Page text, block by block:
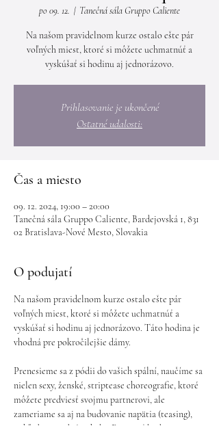
po 09. 12.
  |
Tanečná sála Gruppo Caliente
Na našom pravidelnom kurze ostalo ešte pár
voľných miest, ktoré si môžete uchmatnúť a
vyskúšať si hodinu aj jednorázovo.
Prihlasovanie je ukončené
Ostatné udalosti:
Čas a miesto
09. 12. 2024, 19:00 – 20:00
Tanečná sála Gruppo Caliente, Bardejovská 1, 831
02 Bratislava-Nové Mesto, Slovakia
O podujatí
Na našom pravidelnom kurze ostalo ešte pár
voľných miest, ktoré si môžete uchmatnúť a
vyskúšať si hodinu aj jednorázovo. Táto hodina je
vhodná pre pokročilejšie dámy.
Prenesieme sa z pódii do vašich spální, naučíme sa
nielen sexy, ženské, striptease choreografie, ktoré
môžete predviesť svojmu partnerovi, ale
zameriame sa aj na budovanie napätia (teasing),